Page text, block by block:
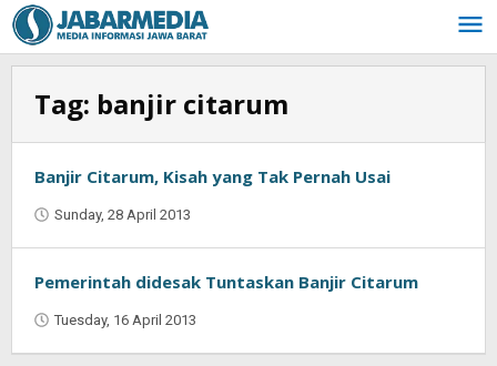
Skip
to
content
Tag: banjir citarum
Banjir Citarum, Kisah yang Tak Pernah Usai
Sunday, 28 April 2013
Pemerintah didesak Tuntaskan Banjir Citarum
Tuesday, 16 April 2013